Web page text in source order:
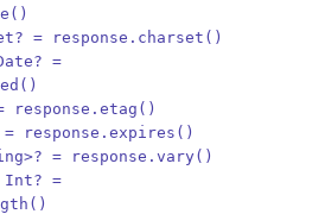
= response.charset()
=
response.expires()
= response.vary()
Int? =